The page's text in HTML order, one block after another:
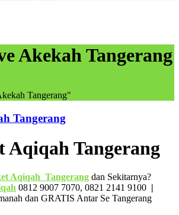
Akekah Tangerang
Tangerang"
Tangerang
Aqiqah Tangerang
Aqiqah Tangerang dan Sekitarnya?
0812 9007 7070, 0821 2141 9100
dan GRATIS Antar Se Tangerang